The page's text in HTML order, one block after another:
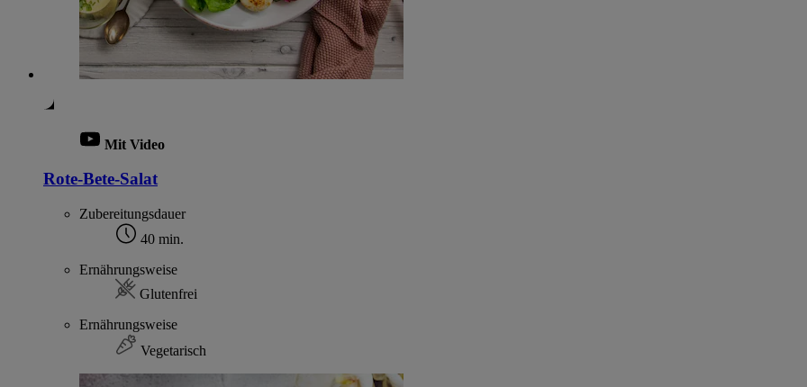
Mit Video
Rote-Bete-Salat
Zubereitungsdauer
40 min.
Ernährungsweise
Glutenfrei
Ernährungsweise
Vegetarisch